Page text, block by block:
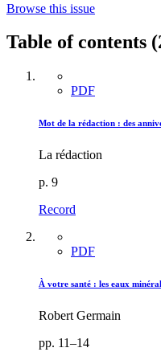
Browse this issue
Table of contents
PDF
Mot de la rédaction : des
La rédaction
p. 9
Record
PDF
À votre santé : les eaux
Robert Germain
pp. 11–14